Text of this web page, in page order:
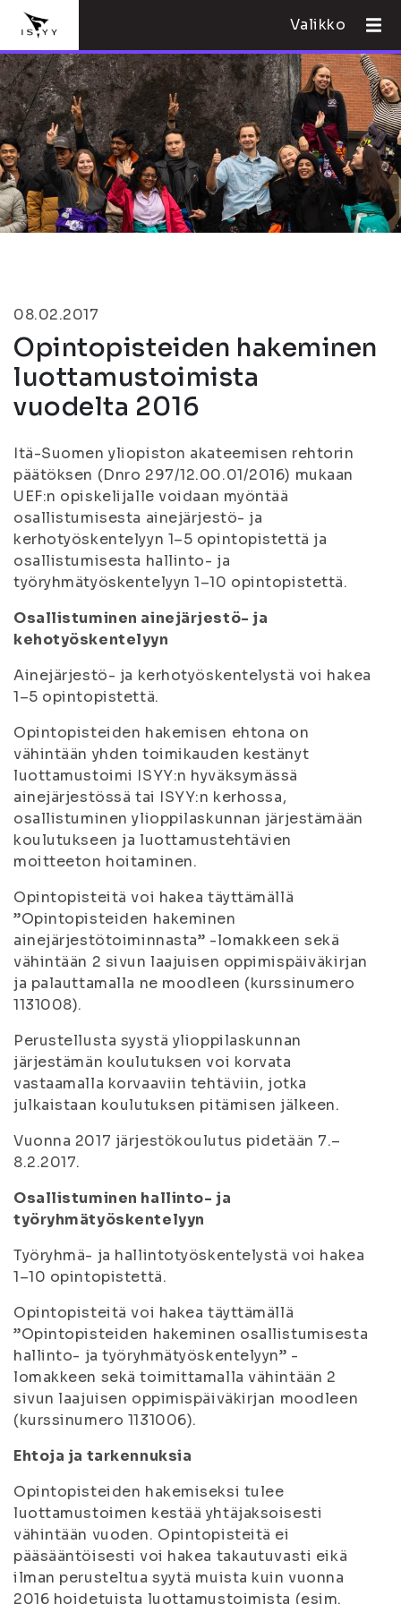
Valikko
08.02.2017
Opintopisteiden hakeminen
luottamustoimista
vuodelta 2016
Itä-Suomen yliopiston akateemisen rehtorin
päätöksen (Dnro 297/12.00.01/2016) mukaan
UEF:n opiskelijalle voidaan myöntää
osallistumisesta ainejärjestö- ja
kerhotyöskentelyyn 1–5 opintopistettä ja
osallistumisesta hallinto- ja
työryhmätyöskentelyyn 1–10 opintopistettä.
Osallistuminen ainejärjestö- ja
kehotyöskentelyyn
Ainejärjestö- ja kerhotyöskentelystä voi hakea
1–5 opintopistettä.
Opintopisteiden hakemisen ehtona on
vähintään yhden toimikauden kestänyt
luottamustoimi ISYY:n hyväksymässä
ainejärjestössä tai ISYY:n kerhossa,
osallistuminen ylioppilaskunnan järjestämään
koulutukseen ja luottamustehtävien
moitteeton hoitaminen.
Opintopisteitä voi hakea täyttämällä
”Opintopisteiden hakeminen
ainejärjestötoiminnasta” -lomakkeen sekä
vähintään 2 sivun laajuisen oppimispäiväkirjan
ja palauttamalla ne moodleen (kurssinumero
1131008).
Perustellusta syystä ylioppilaskunnan
järjestämän koulutuksen voi korvata
vastaamalla korvaaviin tehtäviin, jotka
julkaistaan koulutuksen pitämisen jälkeen.
Vuonna 2017 järjestökoulutus pidetään 7.–
8.2.2017.
Osallistuminen hallinto- ja
työryhmätyöskentelyyn
Työryhmä- ja hallintotyöskentelystä voi hakea
1–10 opintopistettä.
Opintopisteitä voi hakea täyttämällä
”Opintopisteiden hakeminen osallistumisesta
hallinto- ja työryhmätyöskentelyyn” -
lomakkeen sekä toimittamalla vähintään 2
sivun laajuisen oppimispäiväkirjan moodleen
(kurssinumero 1131006).
Ehtoja ja tarkennuksia
Opintopisteiden hakemiseksi tulee
luottamustoimen kestää yhtäjaksoisesti
vähintään vuoden. Opintopisteitä ei
pääsääntöisesti voi hakea takautuvasti eikä
ilman perusteltua syytä muista kuin vuonna
2016 hoidetuista luottamustoimista (esim.